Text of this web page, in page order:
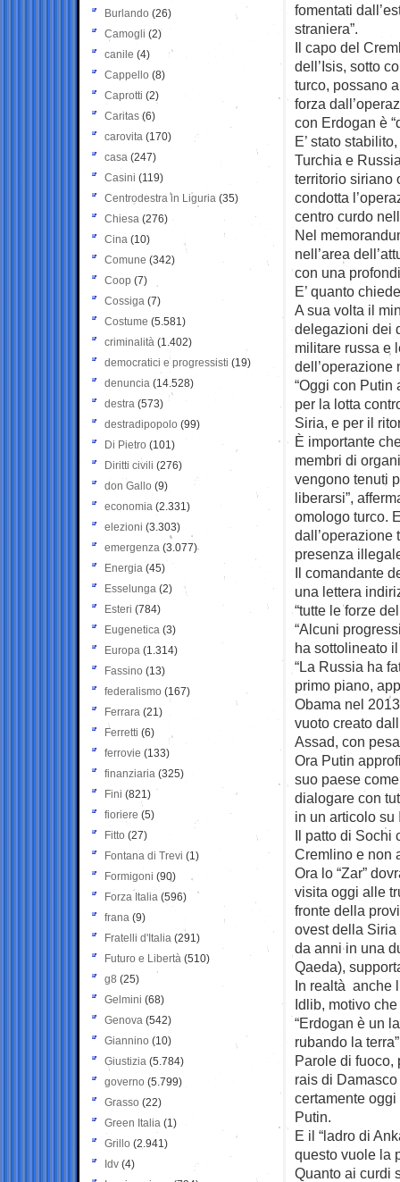
fomentati
straniera”.
Il capo del
dell’Isis, sotto
turco, possano
forza
con Erdogan è
E’ stato
Turchia e
territorio siriano
condotta
centro curdo
Nel
nell’area
con una
E’ quanto
A sua volta il
delegazioni dei
militare russa e
dell’operazione
“Oggi con Putin
per la lotta
Siria, e per il
È importante
membri di
vengono tenuti
liberarsi”,
omologo turco.
dall’operazione
presenza
Il comandante
una lettera
“tutte le forze
“Alcuni
ha sottolineato
“La Russia ha
primo piano,
Obama nel
vuoto creato
Assad, con
Ora Putin
suo paese
dialogare con
in un articolo su
Il patto di Sochi
Cremlino e non
Ora lo “Zar”
visita oggi alle
fronte della
ovest della Siria
da anni in una
Qaeda),
In realtà anche
Idlib, motivo
“Erdogan è un
rubando la
Parole di fuoco,
rais di
certamente
Putin.
E il “ladro di
questo vuole la
Quanto ai curdi
Burlando (26)
Camogli (2)
canile (4)
Cappello (8)
Caprotti (2)
Caritas (6)
carovita (170)
casa (247)
Casini (119)
Centrodestra in Liguria (35)
Chiesa (276)
Cina (10)
Comune (342)
Coop (7)
Cossiga (7)
Costume (5.581)
criminalità (1.402)
democratici e progressisti (19)
denuncia (14.528)
destra (573)
destradipopolo (99)
Di Pietro (101)
Diritti civili (276)
don Gallo (9)
economia (2.331)
elezioni (3.303)
emergenza (3.077)
Energia (45)
Esselunga (2)
Esteri (784)
Eugenetica (3)
Europa (1.314)
Fassino (13)
federalismo (167)
Ferrara (21)
Ferretti (6)
ferrovie (133)
finanziaria (325)
Fini (821)
fioriere (5)
Fitto (27)
Fontana di Trevi (1)
Formigoni (90)
Forza Italia (596)
frana (9)
Fratelli d'Italia (291)
Futuro e Libertà (510)
g8 (25)
Gelmini (68)
Genova (542)
Giannino (10)
Giustizia (5.784)
governo (5.799)
Grasso (22)
Green Italia (1)
Grillo (2.941)
Idv (4)